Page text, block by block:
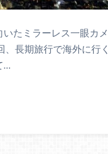
たミラーレス一眼カメ
長期旅行で海外に行く
…